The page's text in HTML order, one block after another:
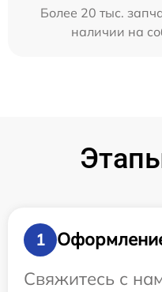
Более 20 тыс.
наличии на
1
Свяжитесь с